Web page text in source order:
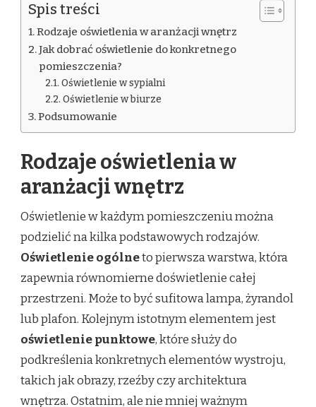
Spis treści
Rodzaje oświetlenia w aranżacji wnętrz
Jak dobrać oświetlenie do konkretnego
pomieszczenia?
Oświetlenie w sypialni
Oświetlenie w biurze
Podsumowanie
Rodzaje oświetlenia w
aranżacji wnętrz
Oświetlenie w każdym pomieszczeniu można
podzielić na kilka podstawowych rodzajów.
Oświetlenie ogólneto pierwsza warstwa, która
zapewnia równomierne doświetlenie całej
przestrzeni. Może to być sufitowa lampa, żyrandol
lub plafon. Kolejnym istotnym elementem jest
oświetlenie punktowe, które służy do
podkreślenia konkretnych elementów wystroju,
takich jak obrazy, rzeźby czy architektura
wnętrza. Ostatnim, ale nie mniej ważnym